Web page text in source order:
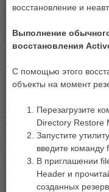
восстановление и
Выполнение
восстановления
С помощью этого
объекты на момент
Перезагрузите
Directory Restore
Запустите
введите команду
В приглашении
Header и
созданных